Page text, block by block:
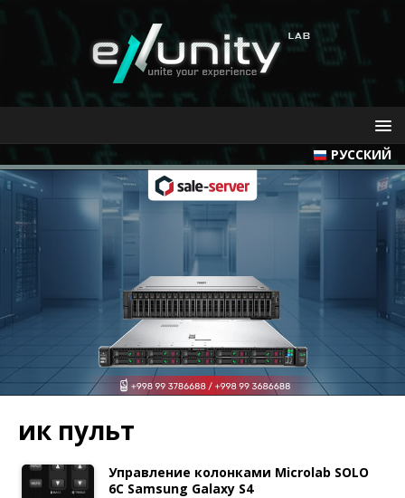
РУССКИЙ
ик пульт
Управление колонками Microlab SOLO
6C Samsung Galaxy S4